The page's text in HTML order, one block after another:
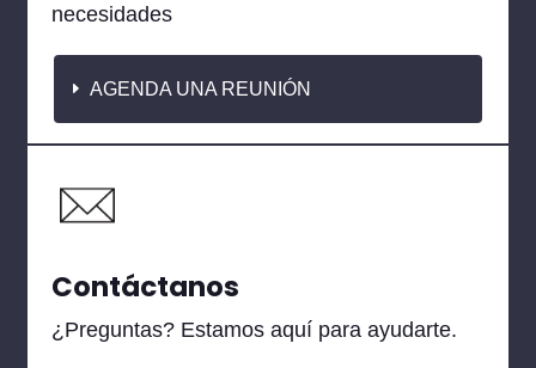
necesidades
AGENDA UNA REUNIÓN
Contáctanos
¿Preguntas? Estamos aquí para ayudarte.